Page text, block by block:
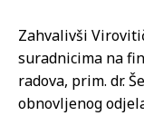
Zahvalivši
suradnicima na
radova, prim. dr.
obnovljenog